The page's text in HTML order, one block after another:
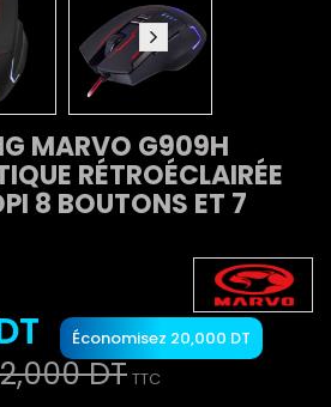
MARVO G909H
RÉTROÉCLAIRÉE
8 BOUTONS ET 7
Économisez 20,000 DT
DT TTC